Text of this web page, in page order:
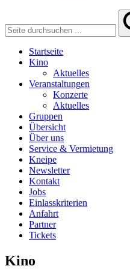
Startseite
Kino
Aktuelles
Veranstaltungen
Konzerte
Aktuelles
Gruppen
Übersicht
Über uns
Service & Vermietung
Kneipe
Newsletter
Kontakt
Jobs
Einlasskriterien
Anfahrt
Partner
Tickets
Kino